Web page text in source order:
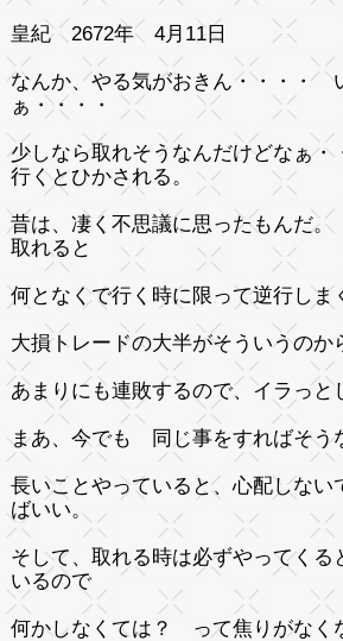
皇紀 2672年 4月11日
なんか、やる気がおきん・・・・
ぁ・・・・
少しなら取れそうなんだけどなぁ
行くとひかされる。
昔は、凄く不思議に思ったもんだ
取れると
何となくで行く時に限って逆行しま
大損トレードの大半がそういうの
あまりにも連敗するので、イラっ
まあ、今でも 同じ事をすればそう
長いことやっていると、心配しない
ばいい。
そして、取れる時は必ずやってくる
いるので
何かしなくては？ って焦りがなく